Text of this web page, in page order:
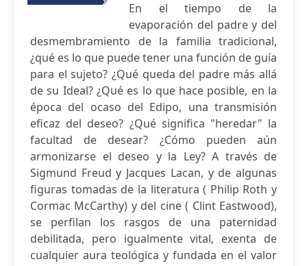
En el tiempo de la
evaporación del padre y del
desmembramiento de la familia tradicional,
¿qué es lo que puede tener una función de guía
para el sujeto? ¿Qué queda del padre más allá
de su Ideal? ¿Qué es lo que hace posible, en la
época del ocaso del Edipo, una transmisión
eficaz del deseo? ¿Qué significa "heredar" la
facultad de desear? ¿Cómo pueden aún
armonizarse el deseo y la Ley? A través de
Sigmund Freud y Jacques Lacan, y de algunas
figuras tomadas de la literatura ( Philip Roth y
Cormac McCarthy) y del cine ( Clint Eastwood),
se perfilan los rasgos de una paternidad
debilitada, pero igualmente vital, exenta de
cualquier aura teológica y fundada en el valor